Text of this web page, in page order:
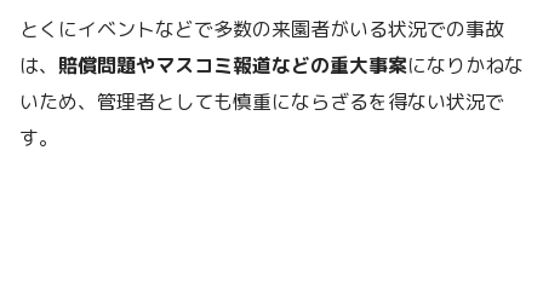
とくにイベントなどで多数の来園者がいる状況での事故
は、 賠償問題やマスコミ報道などの重大事案になりかねな
いため、管理者としても慎重にならざるを得ない状況で
す。